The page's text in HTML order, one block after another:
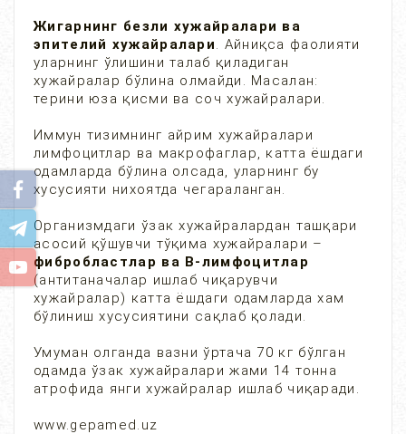
Жигарнинг безли хужайралари ва
эпителий хужайралари. Айниқса фаолияти
уларнинг ўлишини талаб қиладиган
хужайралар бўлина олмайди. Масалан:
терини юза қисми ва соч хужайралари.
Иммун тизимнинг айрим хужайралари
лимфоцитлар ва макрофаглар, катта ёшдаги
одамларда бўлина олсада, уларнинг бу
хусусияти нихоятда чегараланган.
Организмдаги ўзак хужайралардан ташқари
асосий қўшувчи тўқима хужайралари –
фибробластлар ва В-лимфоцитлар
(антитаначалар ишлаб чиқарувчи
хужайралар) катта ёшдаги одамларда хам
бўлиниш хусусиятини сақлаб қолади.
Умуман олганда вазни ўртача 70 кг бўлган
одамда ўзак хужайралари жами 14 тонна
атрофида янги хужайралар ишлаб чиқаради.
www.gepamed.uz